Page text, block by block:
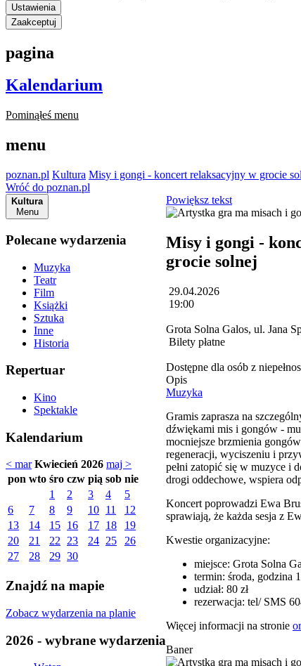
Ustawienia
Zaakceptuj
pagina
Kalendarium
Pominąłeś menu
menu
poznan.pl Kultura Misy i gongi - koncert relaksacyjny w grocie
Wróć do poznan.pl
Kultura
Menu
Polecane wydarzenia
Muzyka
Teatr
Film
Książki
Sztuka
Inne
Historia
Repertuar
Kino
Spektakle
Kalendarium
< mar Kwiecień 2026 maj >
pon wto śro czw pią sob nie
1
2 3 4
5
6
7 8 9 10 11
12
13
14 15 16 17 18
19
20
21 22 23 24 25
26
27
28 29 30
Znajdź na mapie
Zobacz wydarzenia na planie
2026 - wybrane wydarzenia
Powiększ tekst
Misy i gongi -
grocie solnej
29.04.2026
19:00
Grota Solna Galos, ul. Jana
Bilety płatne
Dostępne dla osób z
Opis
Muzyka
Gramis zaprasza na
dźwiękami mis i gongów -
mocniejsze brzmienia
regeneracji, wyciszeniu i
pełni zatopić się w muzyce i
drogi oddechowe, wspiera
Koncert poprowadzi Ewa
sprawiają, że każda sesja z
Kwestie organizacyjne:
miejsce: Grota Solna
termin: środa, godzina
udział: 80 zł
rezerwacja: tel/ SMS
Więcej informacji na stronie
Baner